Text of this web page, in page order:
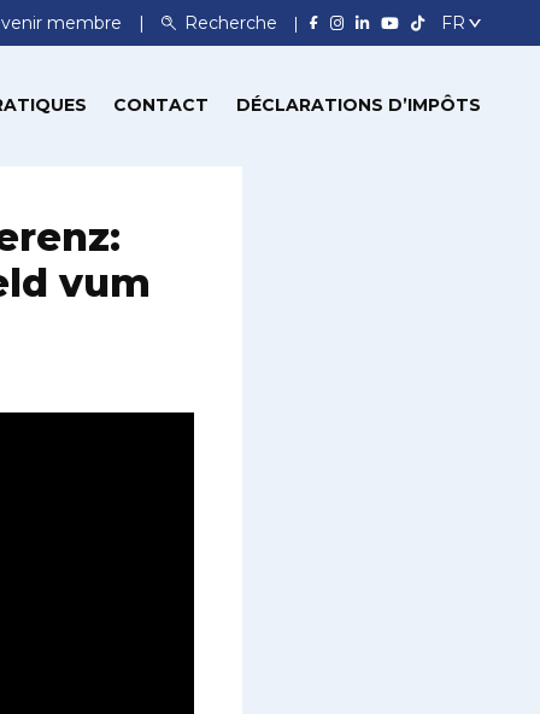
membre Recherche
CONTACT DÉCLARATIONS D’IMPÔTS
vum